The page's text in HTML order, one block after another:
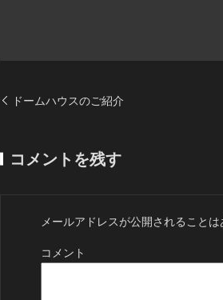
ドームハウスのご紹介
コメントを残す
メールアドレスが公開されることは
コメント